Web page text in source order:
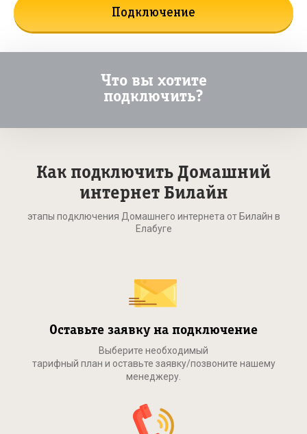
Подключение
Что вы хотите
подключить?
Как подключить Домашний
интернет Билайн
этапы подключения Домашнего интернета от Билайн в
Елабуге
Оставьте заявку на подключение
Выберите необходимый
тарифный план и оставьте заявку/позвоните нашему
менеджеру.